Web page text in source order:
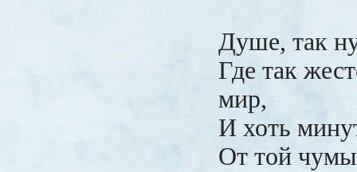
Душе, так
Где так
мир,
И хоть
От той